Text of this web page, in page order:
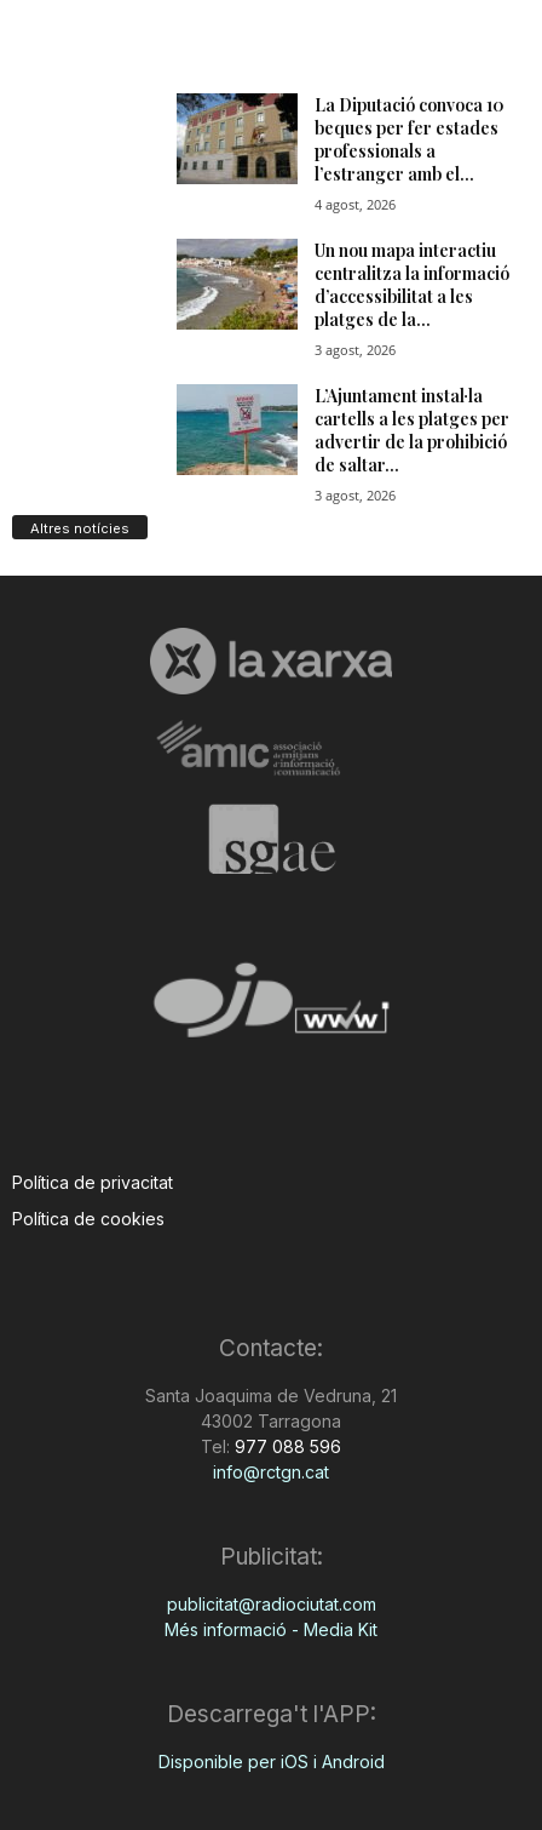
Altres notícies
Política de privacitat
Política de cookies
Contacte:
Santa Joaquima de Vedruna, 21
43002 Tarragona
Tel: 977 088 596
info@rctgn.cat
Publicitat:
publicitat@radiociutat.com
Més informació - Media Kit
Descarrega't l'APP:
Disponible per iOS i Android